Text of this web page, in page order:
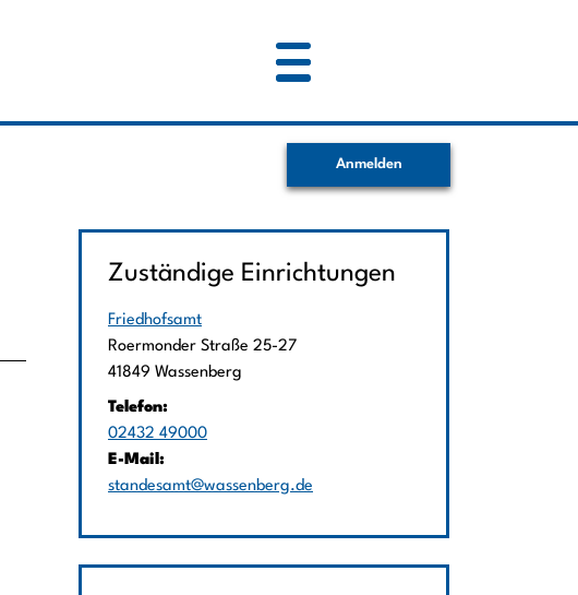
Anmelden
Zuständige Einrichtungen
Friedhofsamt
Straße:
Roermonder Straße Hausnummer:
25-27
PLZ:
41849 Ort:
Wassenberg
Telefon:
02432 49000
E-Mail:
standesamt@wassenberg.de